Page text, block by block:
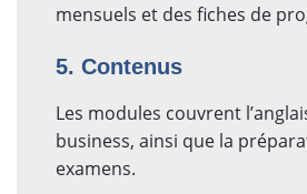
mensuels et des fiches de
5. Contenus
Les modules couvrent
business, ainsi que la
examens.